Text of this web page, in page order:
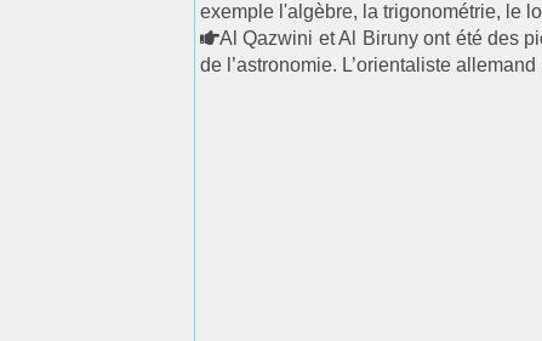
exemple l'algèbre, la trigonométrie, le
Al Qazwini et Al Biruny ont été des
de l’astronomie. L’orientaliste